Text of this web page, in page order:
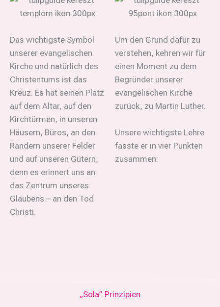
Das wichtigste Symbol
unserer evangelischen
Kirche und natürlich des
Christentums ist das
Kreuz. Es hat seinen Platz
auf dem Altar, auf den
Kirchtürmen, in unseren
Häusern, Büros, an den
Rändern unserer Felder
und auf unseren Gütern,
denn es erinnert uns an
das Zentrum unseres
Glaubens – an den Tod
Christi.
Um den Grund dafür zu
verstehen, kehren wir für
einen Moment zu dem
Begründer unserer
evangelischen Kirche
zurück, zu Martin Luther.
Unsere wichtigste Lehre
fasste er in vier Punkten
zusammen:
„Sola” Prinzipien